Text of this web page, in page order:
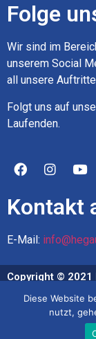
Folge
Wir sind im
unserem Social
all unsere
Folgt uns auf
Laufenden.
Kontakt
E-Mail:
Copyright © 2021
Diese Website
nutzt,